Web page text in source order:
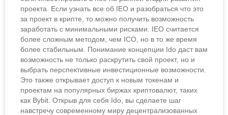
проекта. Если узнать все об IEO и разобраться что это
за проект в крипте, то можно получить возможность
заработать с минимальными рисками. IEO считается
более сложным методом, чем ICO, но в то же время
более стабильным. Понимание концепции Ido даст вам
возможность не только раскрутить свой проект, но и
выбрать перспективные инвестиционные возможности.
Это также открывает доступ к новым токенам и
проектам на популярных биржах криптовалют, таких
как Bybit. Открыв для себя Ido, вы сделаете шаг
навстречу современному миру децентрализованных